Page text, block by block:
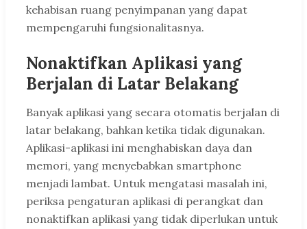
kehabisan ruang penyimpanan yang dapat
mempengaruhi fungsionalitasnya.
Nonaktifkan Aplikasi yang
Berjalan di Latar Belakang
Banyak aplikasi yang secara otomatis berjalan di
latar belakang, bahkan ketika tidak digunakan.
Aplikasi-aplikasi ini menghabiskan daya dan
memori, yang menyebabkan smartphone
menjadi lambat. Untuk mengatasi masalah ini,
periksa pengaturan aplikasi di perangkat dan
nonaktifkan aplikasi yang tidak diperlukan untuk